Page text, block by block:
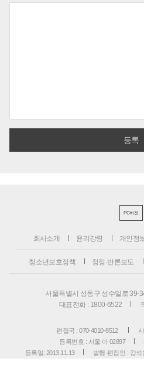
PC버전
회사소개 윤리강령 개인정
청소년보호정책 정정·반론보도
서울특별시 성동구 성수일로 39-
대표전화 : 1800-6522
편집국 : 070-4010-8512
등록번호 : 서울 아 02897
등록일: 2013.11.13
발행·편집인 : 강석